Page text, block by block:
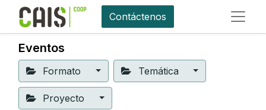
Contáctenos
Eventos
Formato Temática
Proyecto